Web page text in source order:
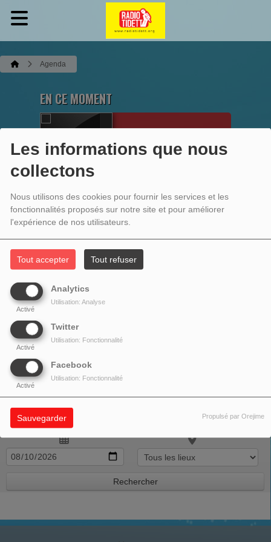
Les informations que nous
collectons
Nous utilisons des cookies pour fournir les services et les
fonctionnalités proposés sur notre site et pour améliorer
l'expérience de nos utilisateurs.
Tout accepter Tout refuser
Analytics
Activé
Utilisation: Analyse
Twitter
Activé
Utilisation: Fonctionnalité
Facebook
Activé
Utilisation: Fonctionnalité
Sauvegarder Propulsé par Orejime
Agenda
EN CE MOMENT
Ittes wul
AGENDA